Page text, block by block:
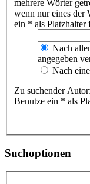
mehrere Wörter
wenn nur eines der
ein * als Platzhalter
Nach
angegeben
Nach
Zu suchender Autor:
Benutze ein * als
Suchoptionen